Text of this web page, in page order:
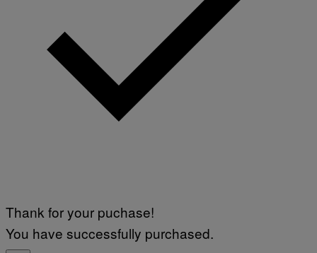
Thank for your puchase!
You have successfully purchased.